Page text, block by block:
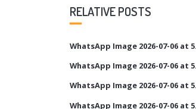
RELATIVE POSTS
WhatsApp Image 2026-07-06 at
WhatsApp Image 2026-07-06 at
WhatsApp Image 2026-07-06 at
WhatsApp Image 2026-07-06 at